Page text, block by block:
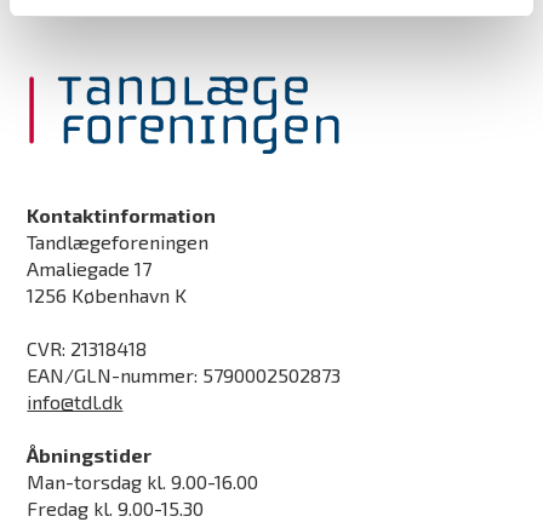
Kontaktinformation
Tandlægeforeningen
Amaliegade 17
1256 København K
CVR: 21318418
EAN/GLN-nummer: 5790002502873
info@tdl.dk
Åbningstider
Man-torsdag kl. 9.00-16.00
Fredag kl. 9.00-15.30